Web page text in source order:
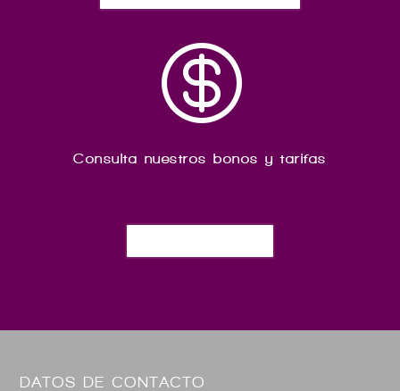

Consulta nuestros bonos y tarifas
DATOS DE CONTACTO